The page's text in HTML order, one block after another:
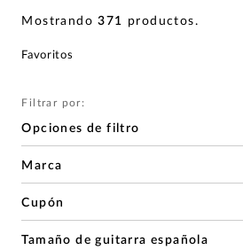
Mostrando371 productos.
Filtrar por:
Opciones de filtro
Marca
Cupón
Tamaño de guitarra española